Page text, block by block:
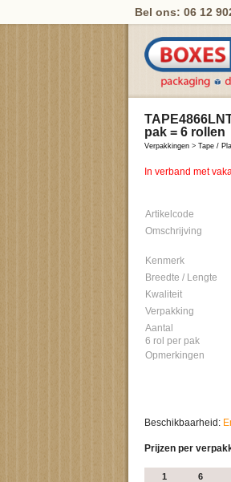
Bel ons: 06 12
pak = 6 rollen
Verpakkingen > Tape /
In verband met
Artikelcode
Omschrijving
Kenmerk
Breedte / Lengte
Kwaliteit
Verpakking
Aantal
6 rol per pak
Opmerkingen
Beschikbaarheid:
Prijzen per
1 6